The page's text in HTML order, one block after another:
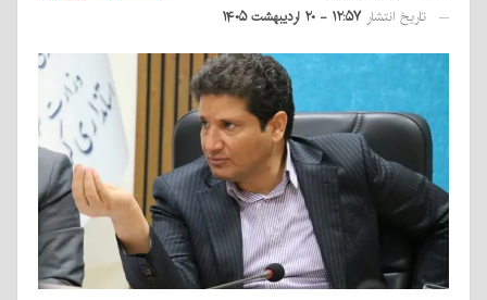
تاریخ انتشار ۱۲:۵۷ - ۲۰ اردیبهشت ۱۴۰۵